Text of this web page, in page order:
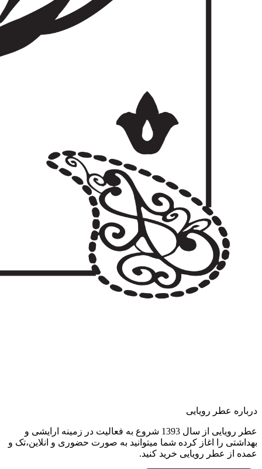
درباره عطر رویایی
عطر رویایی از سال 1393 شروع به فعالیت در زمینه ارایشی و
بهداشتی را اغاز کرده شما میتوانید به صورت حضوری و انلاین،تک و
عمده از عطر رویایی خرید کنید.